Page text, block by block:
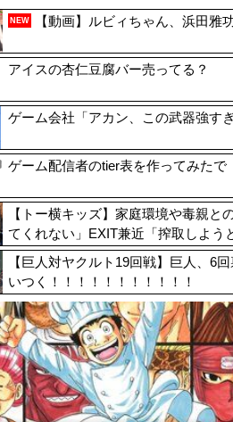
日(日)付け 今週発売予定のPS...
鮭を『普通に焼く』以外で美味しく食
婚式直前の夫婦が直面した「リアル死の
婚式直前の夫婦が直面した「リアル死の
NEW 【動画】ルビィちゃん、浜田雅
アイスの杏仁豆腐バー売ってる？
ゲーム会社「アカン、この武器強
ゲーム配信者のtier表を作ってみたで
【トー横キッズ】家庭環境や毒親
てくれない」EXIT兼近「搾取しよう
【巨人対ヤクルト19回戦】巨人、6
いつく！！！！！！！！！！！